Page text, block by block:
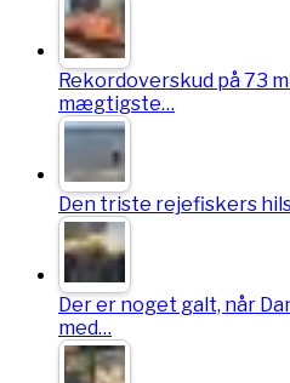
Rekordoverskud på 73
mægtigste…
Den triste rejefiskers
Der er noget galt, når
med…